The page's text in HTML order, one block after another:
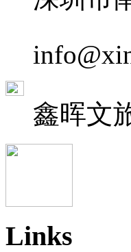
鑫晖文
Links